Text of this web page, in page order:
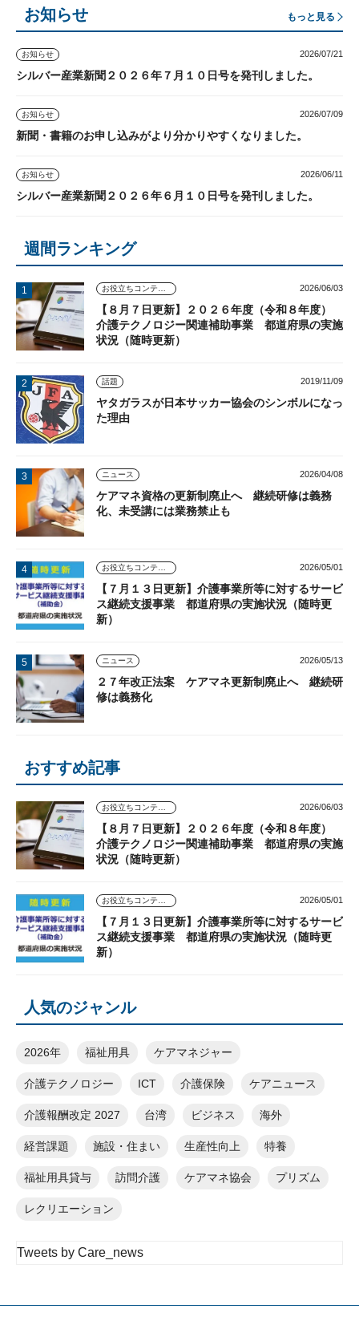
お知らせ もっと見る
お知らせ 2026/07/21
シルバー産業新聞２０２６年７月１０日号を発刊しました。
お知らせ 2026/07/09
新聞・書籍のお申し込みがより分かりやすくなりました。
お知らせ 2026/06/11
シルバー産業新聞２０２６年６月１０日号を発刊しました。
週間ランキング
お役立ちコンテンツ 2026/06/03
【８月７日更新】２０２６年度（令和８年度）
介護テクノロジー関連補助事業 都道府県の実施
状況（随時更新）
話題 2019/11/09
ヤタガラスが日本サッカー協会のシンボルになっ
た理由
ニュース 2026/04/08
ケアマネ資格の更新制廃止へ 継続研修は義務
化、未受講には業務禁止も
お役立ちコンテンツ 2026/05/01
【７月１３日更新】介護事業所等に対するサービ
ス継続支援事業 都道府県の実施状況（随時更
新）
ニュース 2026/05/13
２７年改正法案 ケアマネ更新制廃止へ 継続研
修は義務化
おすすめ記事
お役立ちコンテンツ 2026/06/03
【８月７日更新】２０２６年度（令和８年度）
介護テクノロジー関連補助事業 都道府県の実施
状況（随時更新）
お役立ちコンテンツ 2026/05/01
【７月１３日更新】介護事業所等に対するサービ
ス継続支援事業 都道府県の実施状況（随時更
新）
人気のジャンル
2026年 福祉用具 ケアマネジャー
介護テクノロジー ICT 介護保険 ケアニュース
介護報酬改定 2027 台湾 ビジネス 海外
経営課題 施設・住まい 生産性向上 特養
福祉用具貸与 訪問介護 ケアマネ協会 プリズム
レクリエーション
Tweets by Care_news